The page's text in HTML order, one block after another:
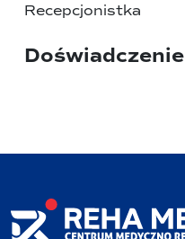
Recepcjonistka
Doświadczenie